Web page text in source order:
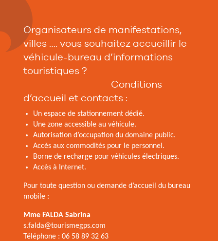
Organisateurs de manifestations,
villes …. vous souhaitez accueillir le
véhicule-bureau d’informations
touristiques ?
Conditions
d’accueil et contacts :
Un espace de stationnement dédié.
Une zone accessible au véhicule.
Autorisation d’occupation du domaine public.
Accès aux commodités pour le personnel.
Borne de recharge pour véhicules électriques.
Accès à Internet.
Pour toute question ou demande d’accueil du bureau
mobile :
Mme FALDA Sabrina
s.falda@tourismegps.com
Téléphone : 06 58 89 32 63